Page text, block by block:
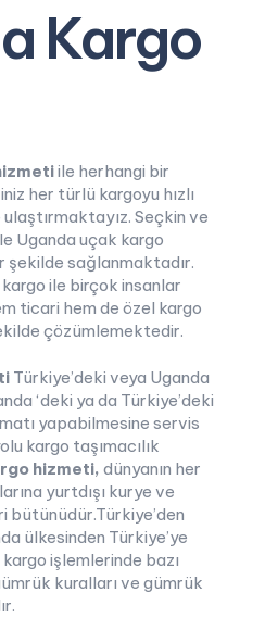
Kargo
ile herhangi bir
her türlü kargoyu hızlı
Seçkin ve
Uganda uçak kargo
şekilde sağlanmaktadır.
ile birçok insanlar
ticari hem de özel kargo
çözümlemektedir.
Türkiye’deki veya Uganda
‘deki ya da Türkiye’deki
yapabilmesine servis
kargo taşımacılık
hizmeti, dünyanın her
yurtdışı kurye ve
bütünüdür.Türkiye’den
ülkesinden Türkiye’ye
işlemlerinde bazı
kuralları ve gümrük